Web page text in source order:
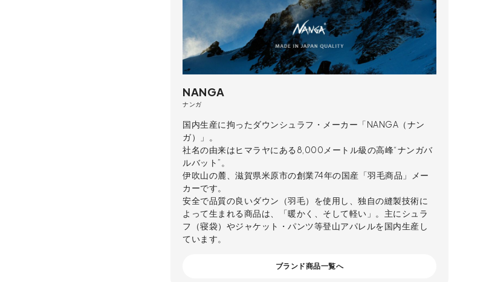
NANGA
ナンガ
国内生産に拘ったダウンシュラフ・メーカー「NANGA（ナン
ガ）」。
社名の由来はヒマラヤにある8,000メートル級の高峰“ナンガバ
ルバット”。
伊吹山の麓、滋賀県米原市の創業74年の国産「羽毛商品」メー
カーです。
安全で品質の良いダウン（羽毛）を使用し、独自の縫製技術に
よって生まれる商品は、「暖かく、そして軽い」。主にシュラ
フ（寝袋）やジャケット・パンツ等登山アパレルを国内生産し
ています。
ブランド商品一覧へ